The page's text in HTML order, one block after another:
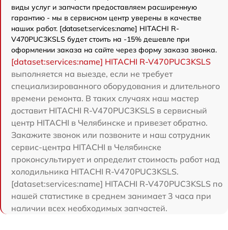
виды услуг и запчасти предоставляем расширенную
гарантию - мы в сервисном центр уверены в качестве
наших работ. [dataset:services:name] HITACHI R-
V470PUC3KSLS будет стоить на -15% дешевле при
оформлении заказа на сайте через форму заказа звонка.
[dataset:services:name] HITACHI R-V470PUC3KSLS
выполняется на выезде, если не требует
специализированного оборудования и длительного
времени ремонта. В таких случаях наш мастер
доставит HITACHI R-V470PUC3KSLS в сервисный
центр HITACHI в Челябинске и привезет обратно.
Закажите звонок или позвоните и наш сотрудник
сервис-центра HITACHI в Челябинске
проконсультирует и определит стоимость работ над
холодильника HITACHI R-V470PUC3KSLS.
[dataset:services:name] HITACHI R-V470PUC3KSLS по
нашей статистике в среднем занимает 3 часа при
наличии всех необходимых запчастей.